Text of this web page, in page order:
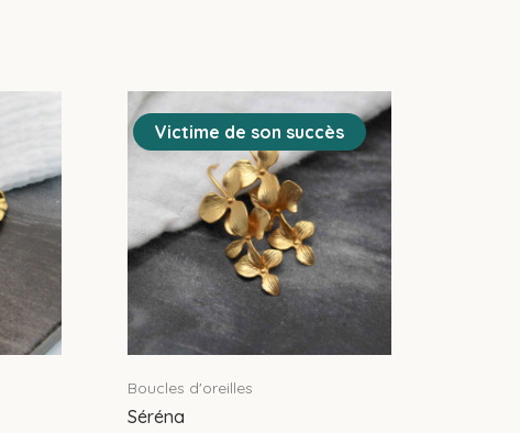
Victime de son succès
Boucles d'oreilles
Séréna